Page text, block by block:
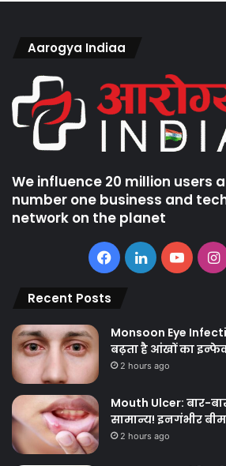
Aarogya Indiaa
We influence 20 million users
number one business and
network on the planet
Facebook
LinkedIn
Recent Posts
Monsoon Eye
बढ़ता है आंखों का
2 hours ago
Mouth Ulcer: बार-
सामान्य! इनगंभीर
2 hours ago